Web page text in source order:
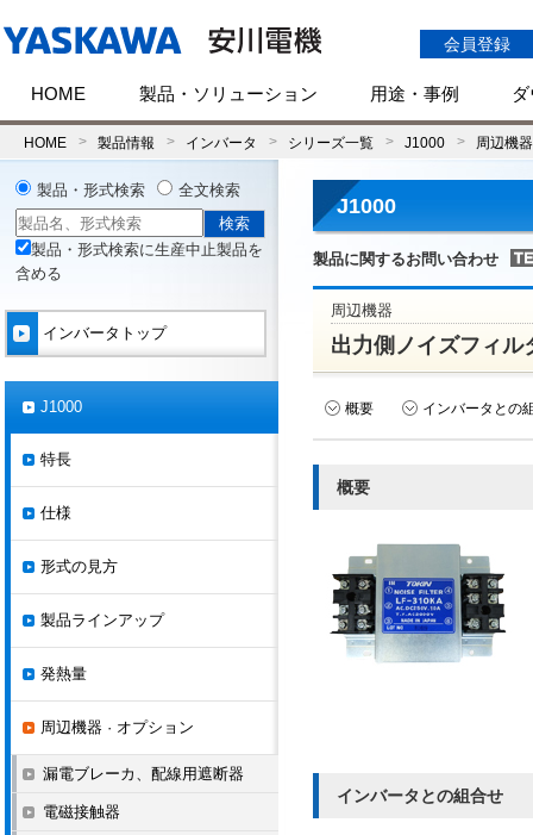
会員登録
HOME 製品・ソリューション 用途・事例
HOME 製品情報 インバータ シリーズ一覧 J1000 周辺機
J1000
製品に関するお問い合わせ
周辺機器
出力側ノイズフィル
概要 インバータとの
概要
インバータとの組合せ
製品・形式検索 全文検索
製品・形式検索に生産中止製品を
含める
インバータトップ
J1000
特長
仕様
形式の見方
製品ラインアップ
発熱量
周辺機器 · オプション
漏電ブレーカ、配線用遮断器
電磁接触器